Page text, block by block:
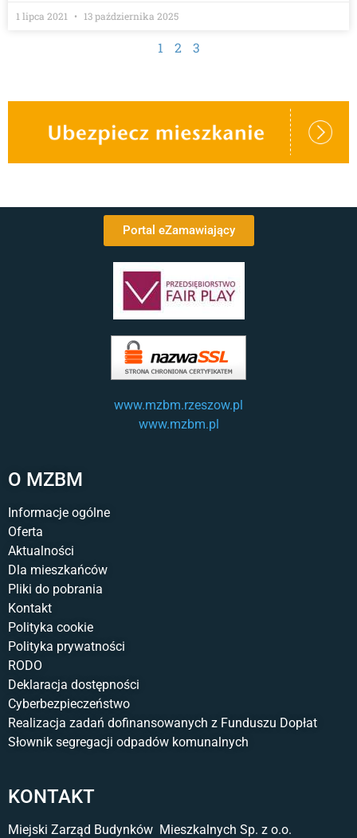
1 lipca 2021 13 października 2025
1 2 3
KONTAKT
Miejski Zarząd Budynków Mieszkalnych Sp. z o.o.
O MZBM
Informacje ogólne
Oferta
Aktualności
Dla mieszkańców
Pliki do pobrania
Kontakt
Polityka cookie
Polityka prywatności
RODO
Deklaracja dostępności
Cyberbezpieczeństwo
Realizacja zadań dofinansowanych z Funduszu Dopłat
Słownik segregacji odpadów komunalnych
Portal eZamawiający
www.mzbm.rzeszow.pl
www.mzbm.pl